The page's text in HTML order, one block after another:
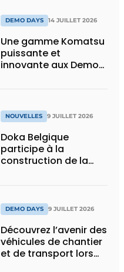
DEMO DAYS 14 JUILLET 2026
Une gamme Komatsu
puissante et
innovante aux Demo
NOUVELLES 9 JUILLET 2026
Doka Belgique
participe à la
construction de la
DEMO DAYS 9 JUILLET 2026
Découvrez l’avenir des
véhicules de chantier
et de transport lors